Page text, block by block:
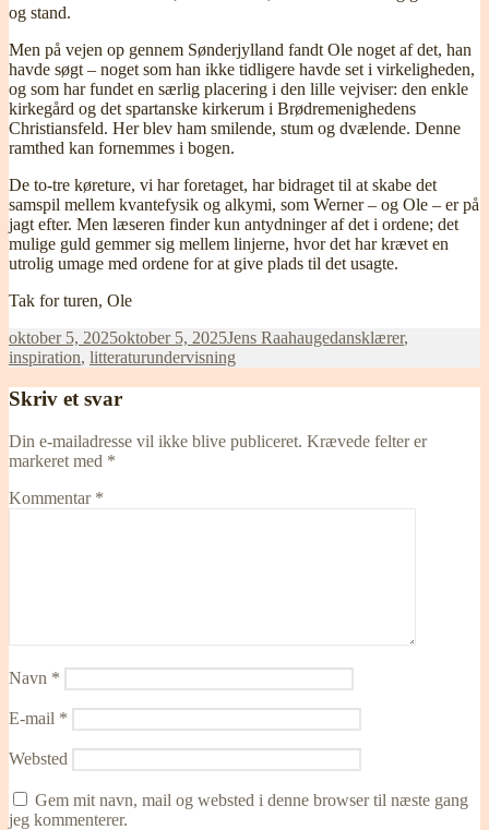
og stand.
Men på vejen op gennem Sønderjylland fandt Ole noget af det, han
havde søgt – noget som han ikke tidligere havde set i virkeligheden,
og som har fundet en særlig placering i den lille vejviser: den enkle
kirkegård og det spartanske kirkerum i Brødremenighedens
Christiansfeld. Her blev ham smilende, stum og dvælende. Denne
ramthed kan fornemmes i bogen.
De to-tre køreture, vi har foretaget, har bidraget til at skabe det
samspil mellem kvantefysik og alkymi, som Werner – og Ole – er på
jagt efter. Men læseren finder kun antydninger af det i ordene; det
mulige guld gemmer sig mellem linjerne, hvor det har krævet en
utrolig umage med ordene for at give plads til det usagte.
Tak for turen, Ole
Udgivet
i
oktober 5, 2025oktober 5, 2025Forfatter
Jens RaahaugeKategorier
dansklærer,
inspiration, litteraturundervisning
Skriv et svar
Din e-mailadresse vil ikke blive publiceret. Krævede felter er
markeret med *
Kommentar *
Navn *
E-mail *
Websted
Gem mit navn, mail og websted i denne browser til næste gang
jeg kommenterer.